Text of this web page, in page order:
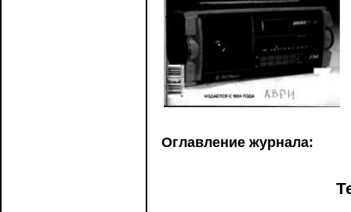
Оглавление журнала: